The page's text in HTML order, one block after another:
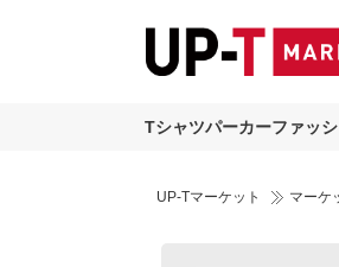
Tシャツパーカーファッ
UP-Tマーケット マーケ